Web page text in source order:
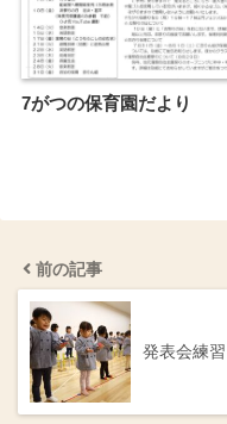
7がつの保育園だより
前の記事
発表会練